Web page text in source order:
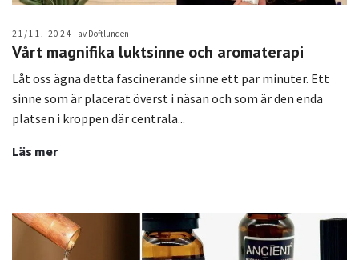
21/11, 2024 av Doftlunden
Vårt magnifika luktsinne och aromaterapi
Låt oss ägna detta fascinerande sinne ett par minuter. Ett
sinne som är placerat överst i näsan och som är den enda
platsen i kroppen där centrala...
Läs mer